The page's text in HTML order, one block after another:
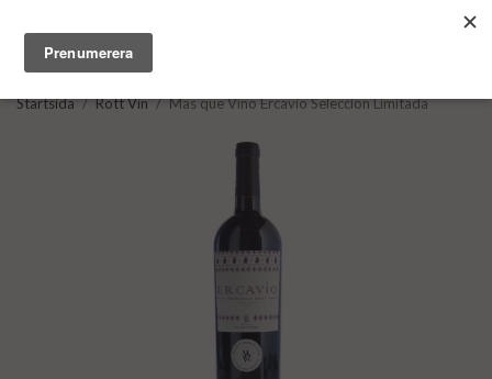
Startsida / Rött Vin / Mas que Vino Ercavio Seleccion Limitada